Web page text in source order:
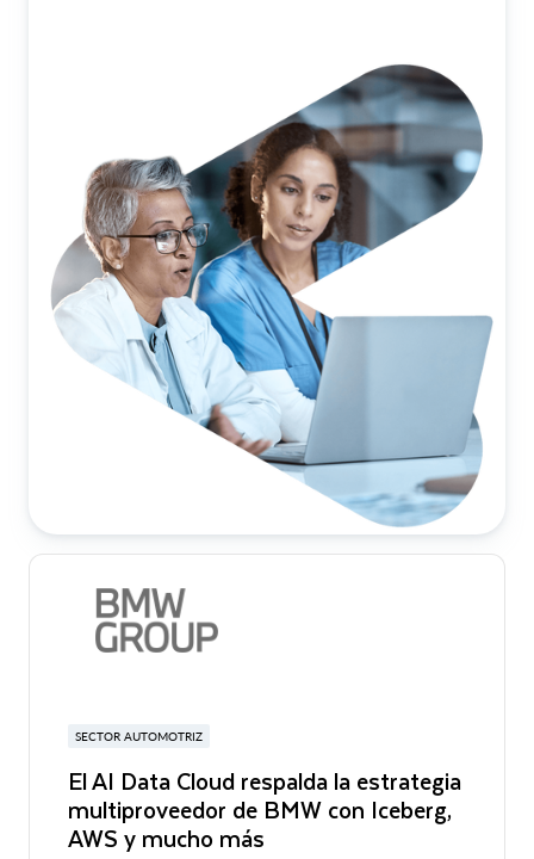
SECTOR AUTOMOTRIZ
El AI Data Cloud respalda la estrategia
multiproveedor de BMW con Iceberg,
AWS y mucho más